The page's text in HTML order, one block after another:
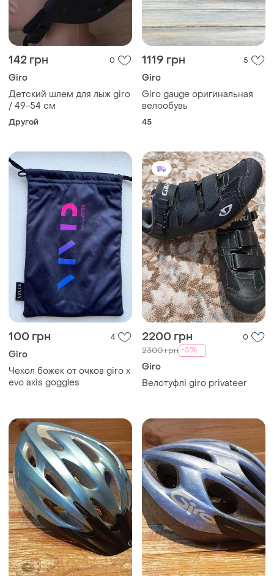
142 грн 0
Giro
Детский шлем для лыж giro
/ 49-54 см
Другой
1119 грн 5
Giro
Giro gauge оригинальная
велообувь
45
100 грн 4
Giro
Чехол божек от очков giro x
evo axis goggles
2200 грн 0
2300 грн -5%
Giro
Велотуфлі giro privateer